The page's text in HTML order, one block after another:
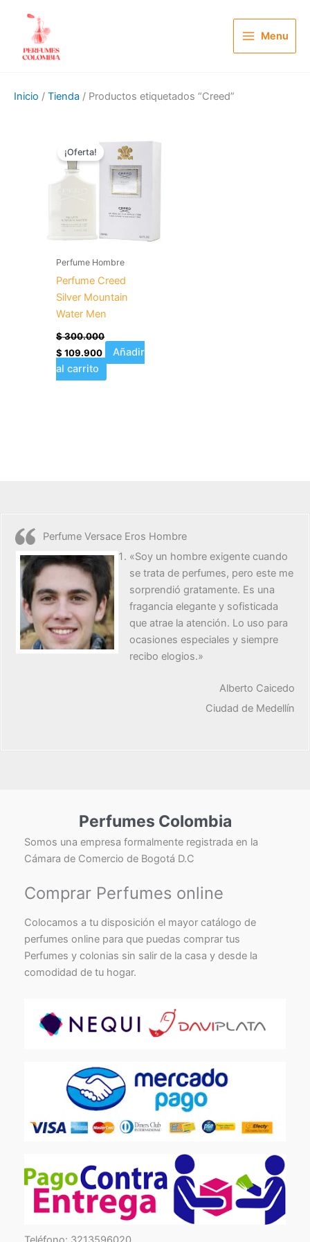
contenido
Menu
Inicio / Tienda / Productos etiquetados “Creed”
¡Oferta!
Perfume Hombre
Perfume Creed
Silver Mountain
Water Men
$300.000
precio
original
era:
$ 300.000.
$ 109.900
precio
actual
es:
$ 109.900.
Añadir
al carrito
Perfume Versace Eros Hombre
«Soy un hombre exigente cuando
se trata de perfumes, pero este me
sorprendió gratamente. Es una
fragancia elegante y sofisticada
que atrae la atención. Lo uso para
ocasiones especiales y siempre
recibo elogios.»
Alberto Caicedo
Ciudad de Medellín
Perfumes Colombia
Somos una empresa formalmente registrada en la
Cámara de Comercio de Bogotá D.C
Comprar Perfumes online
Colocamos a tu disposición el mayor catálogo de
perfumes online para que puedas comprar tus
Perfumes y colonias sin salir de la casa y desde la
comodidad de tu hogar.
TikTokFacebook
Instagram